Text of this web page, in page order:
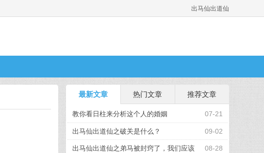
出马仙出道仙
最新文章 热门文章 推荐文章
07-21
教你看日柱来分析这个人的婚姻
09-02
出马仙出道仙之破关是什么？
08-28
出马仙出道仙之弟马被封窍了，我们应该